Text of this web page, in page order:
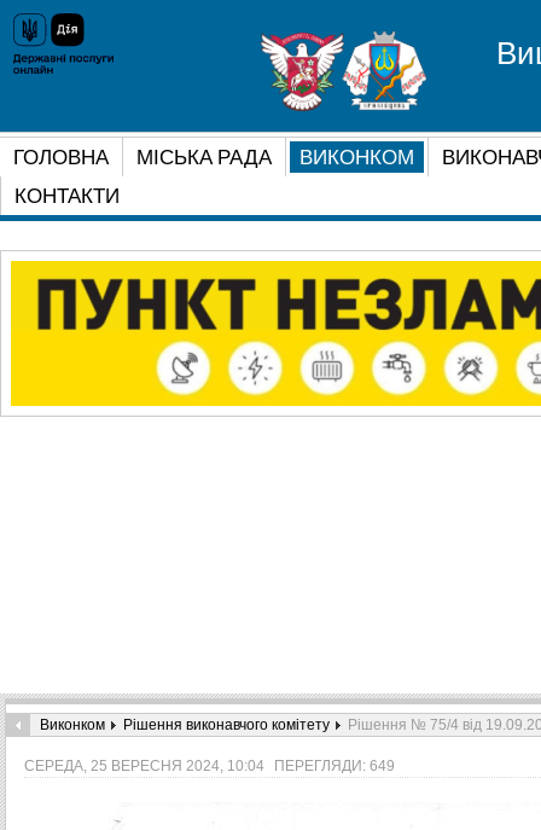
ГОЛОВНА МІСЬКА РАДА ВИКОНКОМ
КОНТАКТИ
Виконком Рішення виконавчого комітету Рішення № 75/4 від
СЕРЕДА, 25 ВЕРЕСНЯ 2024, 10:04 ПЕРЕГЛЯДИ: 649